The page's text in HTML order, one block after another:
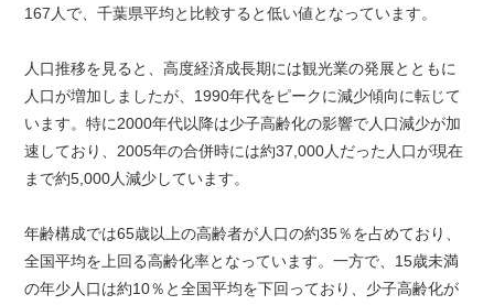
167人で、千葉県平均と比較すると低い値となっています。
人口推移を見ると、高度経済成長期には観光業の発展とともに
人口が増加しましたが、1990年代をピークに減少傾向に転じて
います。特に2000年代以降は少子高齢化の影響で人口減少が加
速しており、2005年の合併時には約37,000人だった人口が現在
まで約5,000人減少しています。
年齢構成では65歳以上の高齢者が人口の約35％を占めており、
全国平均を上回る高齢化率となっています。一方で、15歳未満
の年少人口は約10％と全国平均を下回っており、少子高齢化が